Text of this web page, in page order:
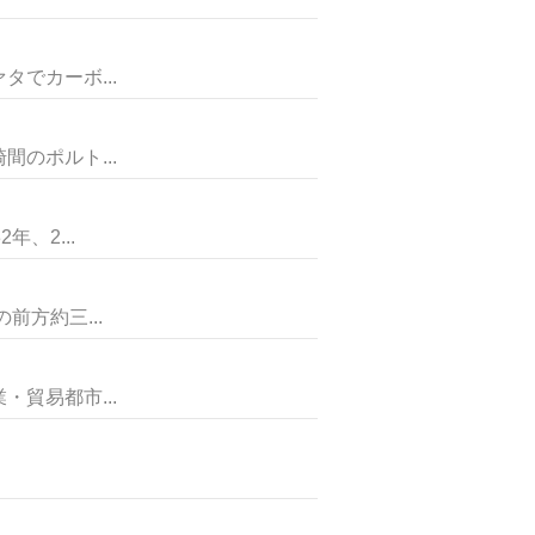
でカーボ...
のポルト...
、2...
方約三...
貿易都市...